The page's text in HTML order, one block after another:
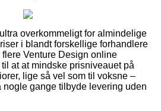
overkommeligt for almindelige
i blandt forskellige forhandlere
Venture Design online
at at mindske prisniveauet på
lige så vel som til voksne –
nogle gange tilbyde levering uden